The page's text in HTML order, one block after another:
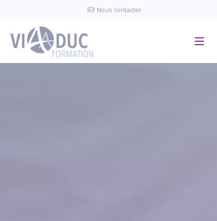
Nous contacter
Panneau de gestion des cookies